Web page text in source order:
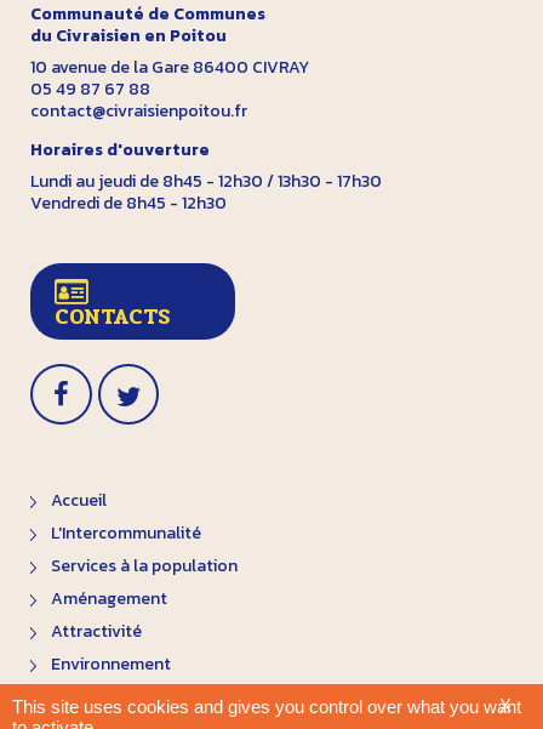
Communauté de Communes
du Civraisien en Poitou
10 avenue de la Gare 86400 CIVRAY
05 49 87 67 88
contact@civraisienpoitou.fr
Horaires d'ouverture
Lundi au jeudi de 8h45 - 12h30 / 13h30 - 17h30
Vendredi de 8h45 - 12h30
CONTACTS
Accueil
L'Intercommunalité
Services à la population
Aménagement
Attractivité
Environnement
X
This site uses cookies and gives you control over what you want